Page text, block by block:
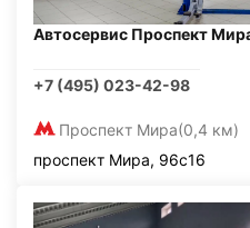
Автосервис Проспект
+7 (495) 023-42-98
Проспект Мира(0,4 км)
проспект Мира, 96с16